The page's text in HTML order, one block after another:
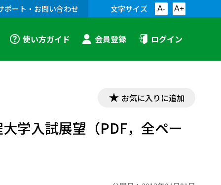
ポート・お問い合わせ 文字サイズ A- A+
使い方ガイド 会員登録 ログイン
お気に入りに追加
学入試展望（PDF，全ペー